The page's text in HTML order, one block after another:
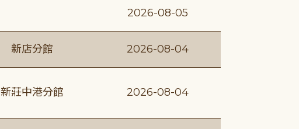
2026-08-05
新店分館 2026-08-04
新莊中港分館 2026-08-04